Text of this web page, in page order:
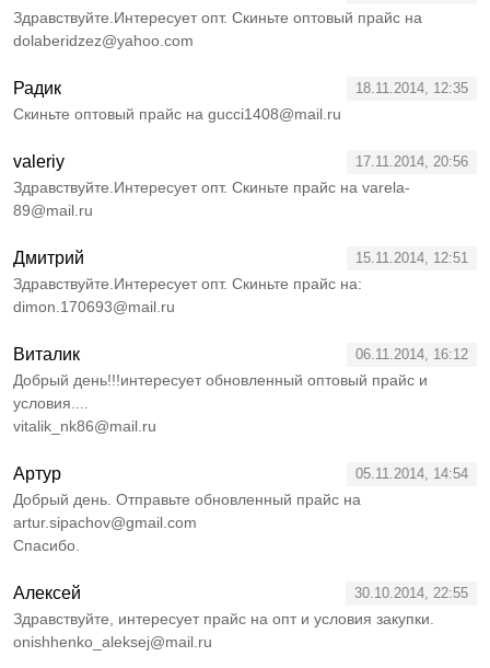
Здравствуйте.Интересует опт. Скиньте оптовый прайс на
dolaberidzez@yahoo.com
Радик 18.11.2014, 12:35
Скиньте оптовый прайс на gucci1408@mail.ru
valeriy 17.11.2014, 20:56
Здравствуйте.Интересует опт. Скиньте прайс на varela-
89@mail.ru
Дмитрий 15.11.2014, 12:51
Здравствуйте.Интересует опт. Скиньте прайс на:
dimon.170693@mail.ru
Виталик 06.11.2014, 16:12
Добрый день!!!интересует обновленный оптовый прайс и
условия....
vitalik_nk86@mail.ru
Артур 05.11.2014, 14:54
Добрый день. Отправьте обновленный прайс на
artur.sipachov@gmail.com
Спасибо.
Алексей 30.10.2014, 22:55
Здравствуйте, интересует прайс на опт и условия закупки.
onishhenko_aleksej@mail.ru